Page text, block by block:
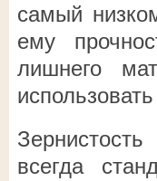
самый
ему
лишнего
всегда